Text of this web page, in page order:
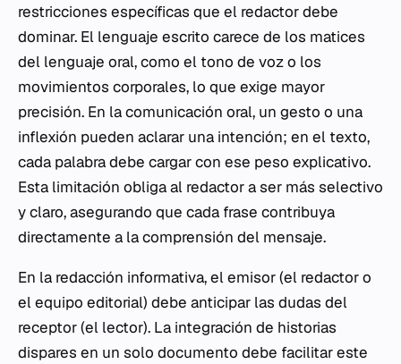
restricciones específicas que el redactor debe
dominar. El lenguaje escrito carece de los matices
del lenguaje oral, como el tono de voz o los
movimientos corporales, lo que exige mayor
precisión. En la comunicación oral, un gesto o una
inflexión pueden aclarar una intención; en el texto,
cada palabra debe cargar con ese peso explicativo.
Esta limitación obliga al redactor a ser más selectivo
y claro, asegurando que cada frase contribuya
directamente a la comprensión del mensaje.
En la redacción informativa, el emisor (el redactor o
el equipo editorial) debe anticipar las dudas del
receptor (el lector). La integración de historias
dispares en un solo documento debe facilitar este